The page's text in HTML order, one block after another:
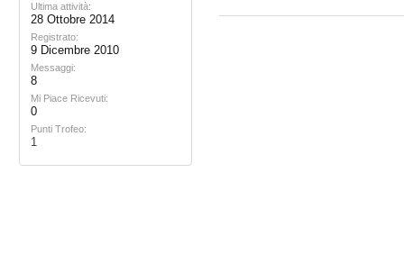
Ultima attività:
28 Ottobre 2014
Registrato:
9 Dicembre 2010
Messaggi:
8
Mi Piace Ricevuti:
0
Punti Trofeo:
1